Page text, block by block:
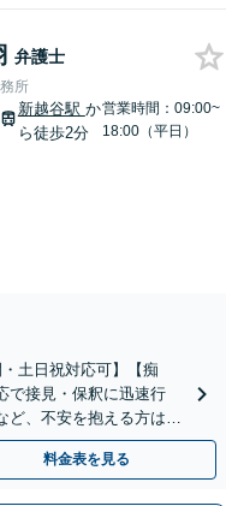
弁護士
所
新越谷駅 か
ら徒歩2分
営業時間：09:00~
18:00（平日）
土日祝対応可】【痴
で接見・保釈に迅速行
ど、不安を抱える方は一
料金表を見る